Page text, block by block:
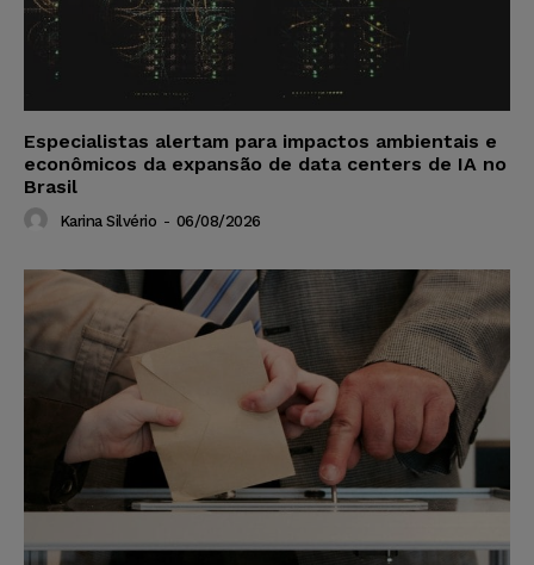
Especialistas alertam para impactos ambientais e
econômicos da expansão de data centers de IA no
Brasil
Karina Silvério - 06/08/2026